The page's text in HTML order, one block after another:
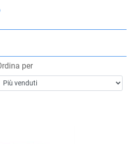
per